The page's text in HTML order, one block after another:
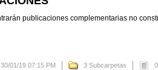
publicaciones complementarias no
01/19 07:15 PM 3 Subcarpetas